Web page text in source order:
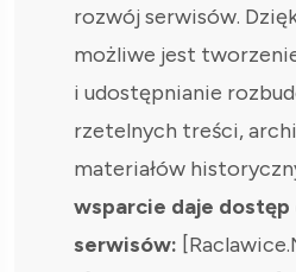
rozwój serwisów.
możliwe jest
i udostępnianie
rzetelnych treści,
materiałów
wsparcie daje dostęp
serwisów: